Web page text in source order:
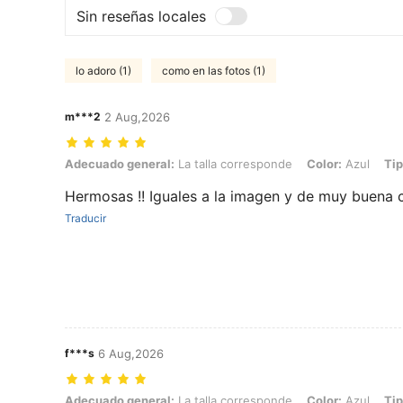
Sin reseñas locales
lo adoro (1) como en las fotos (1)
m***2 2 Aug,2026
Adecuado general: La talla corresponde, Color: Azul, Tipo de
Adecuado general: La talla corresponde Color: Azul
Hermosas !! Iguales a la imagen y de muy buena
Traducir
f***s 6 Aug,2026
Adecuado general: La talla corresponde, Color: Azul, Tipo de